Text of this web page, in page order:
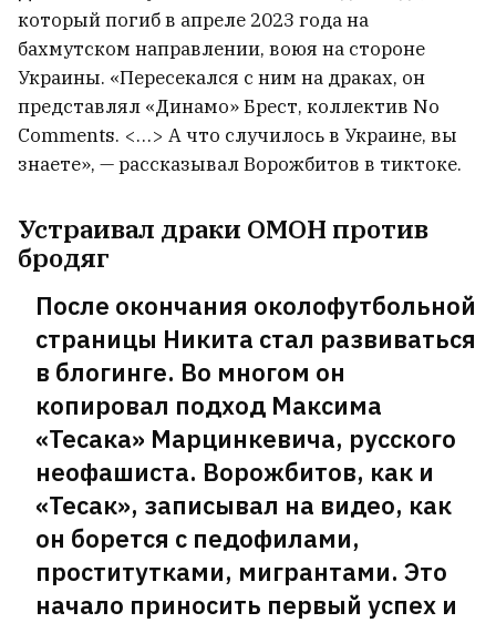
который погиб в апреле 2023 года на
бахмутском направлении, воюя на стороне
Украины. «Пересекался с ним на драках, он
представлял «Динамо» Брест, коллектив No
Comments. <…> А что случилось в Украине, вы
знаете», — рассказывал Ворожбитов в тиктоке.
Устраивал драки ОМОН против
бродяг
После окончания околофутбольной
страницы Никита стал развиваться
в блогинге. Во многом он
копировал подход Максима
«Тесака» Марцинкевича, русского
неофашиста. Ворожбитов, как и
«Тесак», записывал на видео, как
он борется с педофилами,
проститутками, мигрантами. Это
начало приносить первый успех и